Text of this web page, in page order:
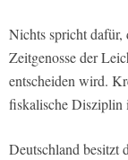
Nichts spricht dafür,
Zeitgenosse der
entscheiden wird.
fiskalische Disziplin
Deutschland